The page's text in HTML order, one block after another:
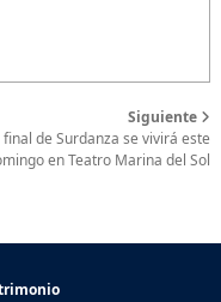
Siguiente
final de Surdanza se vivirá este
en Teatro Marina del Sol